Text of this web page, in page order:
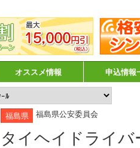
オススメ情報 申込情報
福島県 福島県公安委員会
タイヘイドライバ